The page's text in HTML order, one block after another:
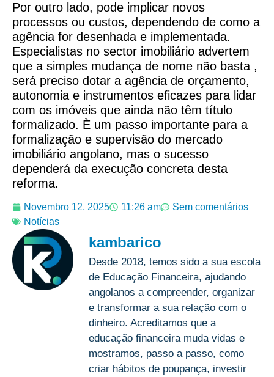
Por outro lado, pode implicar novos
processos ou custos, dependendo de como a
agência for desenhada e implementada.
Especialistas no sector imobiliário advertem
que a simples mudança de nome não basta ,
será preciso dotar a agência de orçamento,
autonomia e instrumentos eficazes para lidar
com os imóveis que ainda não têm título
formalizado. È um passo importante para a
formalização e supervisão do mercado
imobiliário angolano, mas o sucesso
dependerá da execução concreta desta
reforma.
Novembro 12, 2025 11:26 am
Sem comentários
Notícias
kambarico
Desde 2018, temos sido a sua escola
de Educação Financeira, ajudando
angolanos a compreender, organizar
e transformar a sua relação com o
dinheiro. Acreditamos que a
educação financeira muda vidas e
mostramos, passo a passo, como
criar hábitos de poupança, investir